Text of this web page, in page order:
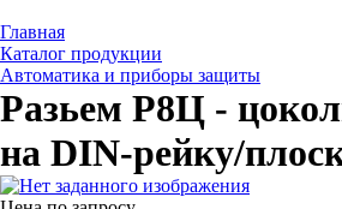
Главная
Каталог продукции
Автоматика и приборы защиты
Разьем Р8Ц -
на DIN-рейку/